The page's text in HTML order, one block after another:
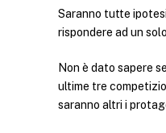
Saranno tutte
rispondere ad un
Non è dato sapere
ultime tre
saranno altri i